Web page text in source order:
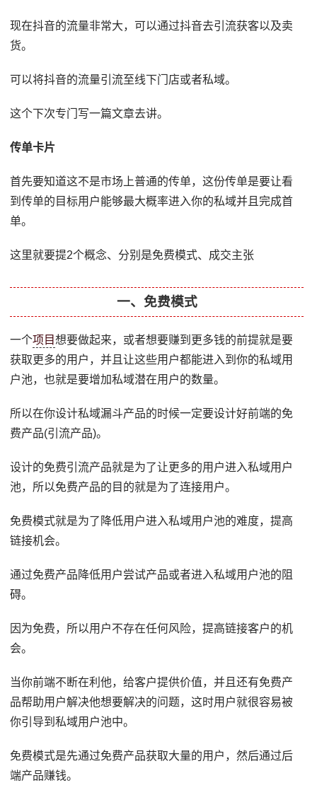
现在抖音的流量非常大，可以通过抖音去引流获客以及卖
货。
可以将抖音的流量引流至线下门店或者私域。
这个下次专门写一篇文章去讲。
传单卡片
首先要知道这不是市场上普通的传单，这份传单是要让看
到传单的目标用户能够最大概率进入你的私域并且完成首
单。
这里就要提2个概念、分别是免费模式、成交主张
一、免费模式
一个项目想要做起来，或者想要赚到更多钱的前提就是要
获取更多的用户，并且让这些用户都能进入到你的私域用
户池，也就是要增加私域潜在用户的数量。
所以在你设计私域漏斗产品的时候一定要设计好前端的免
费产品(引流产品)。
设计的免费引流产品就是为了让更多的用户进入私域用户
池，所以免费产品的目的就是为了连接用户。
免费模式就是为了降低用户进入私域用户池的难度，提高
链接机会。
通过免费产品降低用户尝试产品或者进入私域用户池的阻
碍。
因为免费，所以用户不存在任何风险，提高链接客户的机
会。
当你前端不断在利他，给客户提供价值，并且还有免费产
品帮助用户解决他想要解决的问题，这时用户就很容易被
你引导到私域用户池中。
免费模式是先通过免费产品获取大量的用户，然后通过后
端产品赚钱。